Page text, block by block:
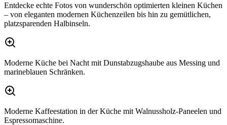
Entdecke echte Fotos von wunderschön optimierten kleinen Küchen
– von eleganten modernen Küchenzeilen bis hin zu gemütlichen,
platzsparenden Halbinseln.
Moderne Küche bei Nacht mit Dunstabzugshaube aus Messing und
marineblauen Schränken.
Moderne Kaffeestation in der Küche mit Walnussholz-Paneelen und
Espressomaschine.